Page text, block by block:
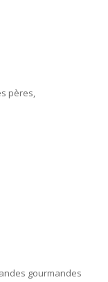
pères,
gourmandes